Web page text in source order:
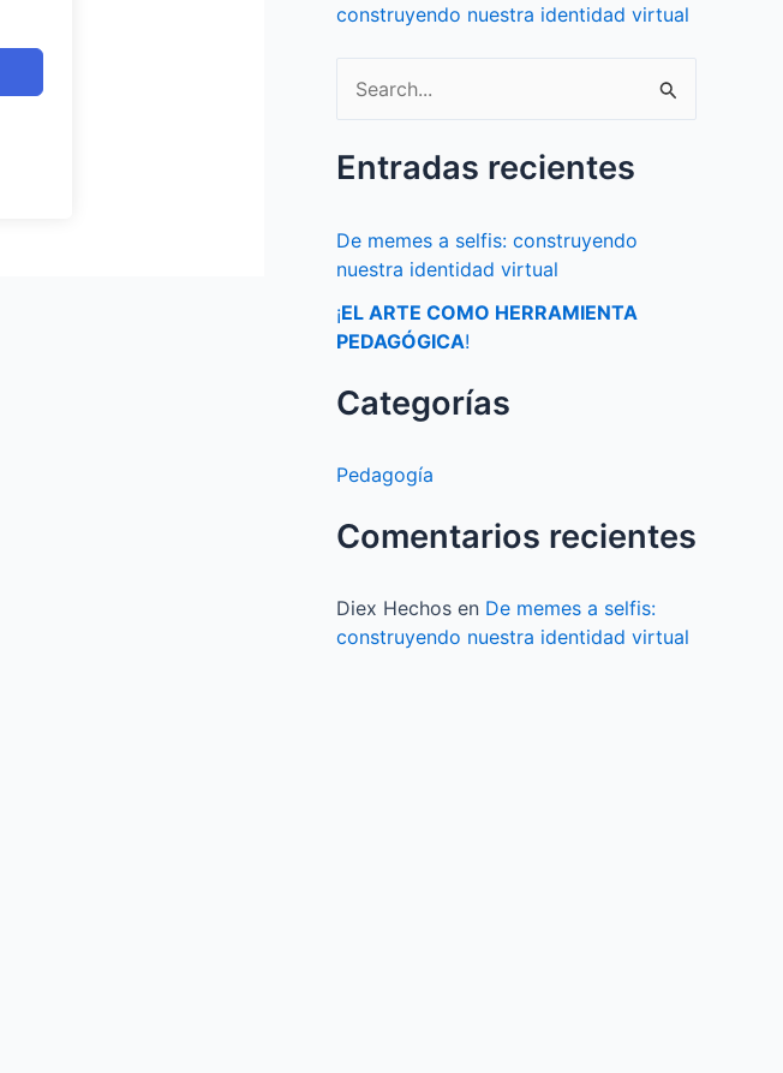
construyendo nuestra identidad virtual
s
a
p
r
Entradas recientes
De memes a selfis: construyendo
nuestra identidad virtual
¡EL ARTE COMO HERRAMIENTA
PEDAGÓGICA!
Categorías
Pedagogía
Comentarios recientes
Diex Hechos en De memes a selfis:
construyendo nuestra identidad virtual